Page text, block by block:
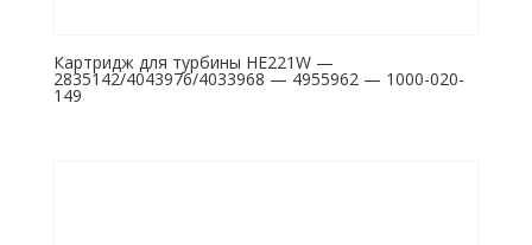
Картридж для турбины HE221W —
2835142/4043976/4033968 — 4955962 — 1000-020-
149